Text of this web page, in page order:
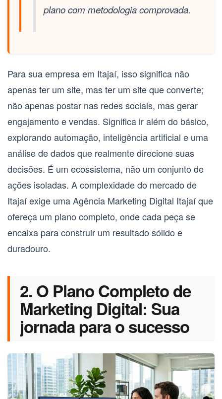
plano com metodologia comprovada.
Para sua empresa em Itajaí, isso significa não
apenas ter um site, mas ter um site que converte;
não apenas postar nas redes sociais, mas gerar
engajamento e vendas. Significa ir além do básico,
explorando automação, inteligência artificial e uma
análise de dados que realmente direcione suas
decisões. É um ecossistema, não um conjunto de
ações isoladas. A complexidade do mercado de
Itajaí exige umaAgência Marketing Digital Itajaíque
ofereça um plano completo, onde cada peça se
encaixa para construir um resultado sólido e
duradouro.
2. O Plano Completo de
Marketing Digital: Sua
jornada para o sucesso